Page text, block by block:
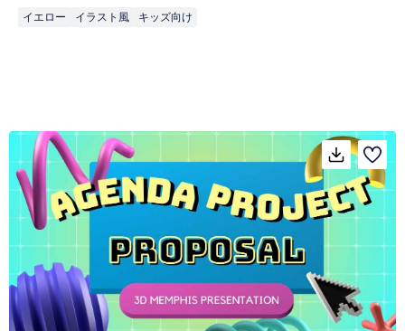
イエロー イラスト風 キッズ向け